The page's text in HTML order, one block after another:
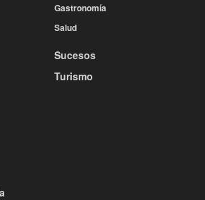
Gastronomía
Salud
Sucesos
Turismo